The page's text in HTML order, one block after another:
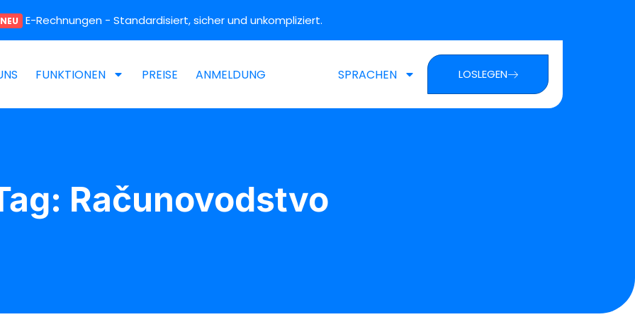
NEU E-Rechnungen - Standardisiert, sicher und unkompliziert.
FUNKTIONEN PREISE ANMELDUNG SPRACHEN LOSLEGEN
Računovodstvo